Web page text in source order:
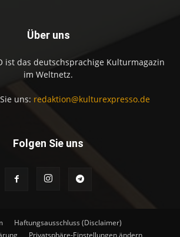
Über uns
ist das deutschsprachige Kulturmagazin
im Weltnetz.
uns: redaktion@kulturexpresso.de
Folgen Sie uns
Haftungsausschluss (Disclaimer)
Privatsphäre-Einstellungen ändern